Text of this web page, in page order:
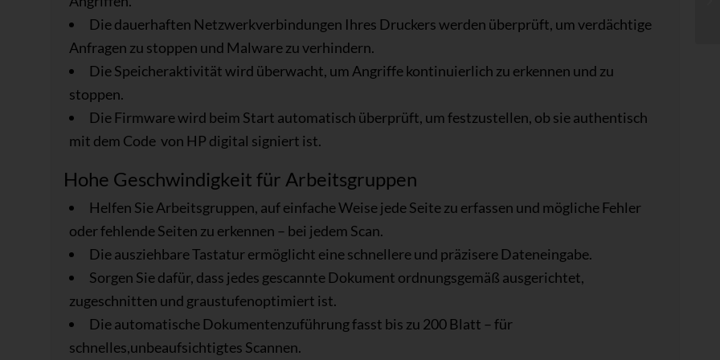
Die dauerhaften Netzwerkverbindungen Ihres Druckers werden überprüft, um verdächtige
Anfragen zu stoppen und Malware zu verhindern.
Die Speicheraktivität wird überwacht, um Angriffe kontinuierlich zu erkennen und zu
stoppen.
Die Firmware wird beim Start automatisch überprüft, um festzustellen, ob sie authentisch
mit dem Code von HP digital signiert ist.
Hohe Geschwindigkeit für Arbeitsgruppen
Helfen Sie Arbeitsgruppen, auf einfache Weise jede Seite zu erfassen und mögliche Fehler
oder fehlende Seiten zu erkennen – bei jedem Scan.
Die ausziehbare Tastatur ermöglicht eine schnellere und präzisere Dateneingabe.
Sorgen Sie dafür, dass jedes gescannte Dokument ordnungsgemäß ausgerichtet,
zugeschnitten und graustufenoptimiert ist.
Die automatische Dokumentenzuführung fasst bis zu 200 Blatt – für
schnelles,unbeaufsichtigtes Scannen.